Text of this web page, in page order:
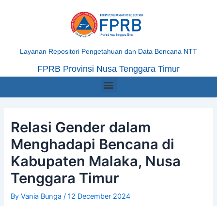
Layanan Repositori Pengetahuan dan Data Bencana NTT
FPRB Provinsi Nusa Tenggara Timur
Menu
Relasi Gender dalam
Menghadapi Bencana di
Kabupaten Malaka, Nusa
Tenggara Timur
ByVania Bunga/12 December 2024